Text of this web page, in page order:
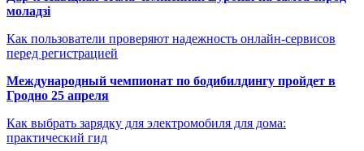
моладзі
Как пользователи проверяют надежность онлайн-сервисов
перед регистрацией
Международный чемпионат по бодибилдингу пройдет в
Гродно 25 апреля
Как выбрать зарядку для электромобиля для дома:
практический гид